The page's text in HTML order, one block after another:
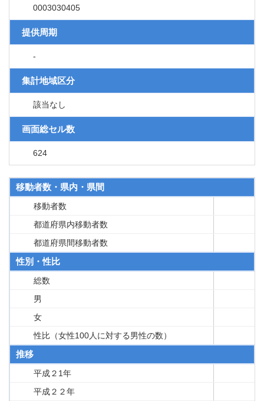
0003030405
提供周期
-
集計地域区分
該当なし
画面総セル数
624
移動者数・県内・県間
移動者数
都道府県内移動者数
都道府県間移動者数
性別・性比
総数
男
女
性比（女性100人に対する男性の数）
推移
平成２1年
平成２２年